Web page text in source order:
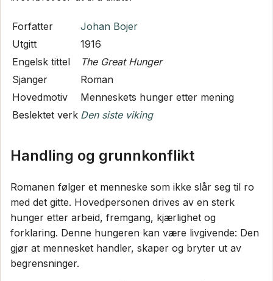
Forfatter
Johan Bojer
Utgitt
1916
Engelsk tittel
The Great Hunger
Sjanger
Roman
Hovedmotiv
Menneskets hunger etter mening
Beslektet verk Den siste viking
Handling og grunnkonflikt
Romanen følger et menneske som ikke slår seg til ro
med det gitte. Hovedpersonen drives av en sterk
hunger etter arbeid, fremgang, kjærlighet og
forklaring. Denne hungeren kan være livgivende: Den
gjør at mennesket handler, skaper og bryter ut av
begrensninger.